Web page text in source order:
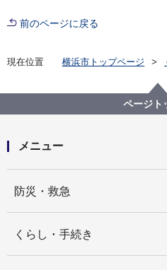
前のページに戻る
現在位置 横浜市トップページ
旭区を知る
よみがえる昭和の街並
10.西川島町
ページト
メニュー
防災・救急
くらし・手続き